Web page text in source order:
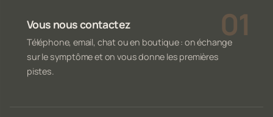
Vous nous contactez
Téléphone, email, chat ou en boutique : on échange
sur le symptôme et on vous donne les premières
pistes.